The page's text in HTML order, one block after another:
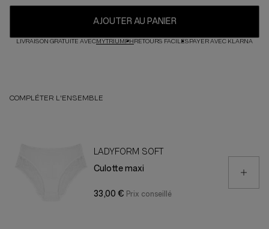
AJOUTER AU PANIER
LIVRAISON GRATUITE AVECMYTRIUMPHRETOURS FACILESPAYER AVEC KLARNA
COMPLÉTER L'ENSEMBLE
LADYFORM SOFT
Culotte maxi
33,00 €